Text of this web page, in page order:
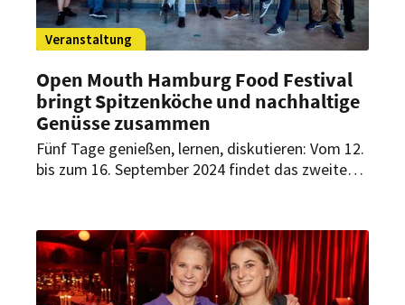
Veranstaltung
Open Mouth Hamburg Food Festival
bringt Spitzenköche und nachhaltige
Genüsse zusammen
Fünf Tage genießen, lernen, diskutieren: Vom 12.
bis zum 16. September 2024 findet das zweite
besonderes Highlight ist das Event „Hamburgs
Sterne“, bei dem zehn Spitzenköche aus
Hamburg gemeinsam ein nachhaltiges Menü
kreieren.